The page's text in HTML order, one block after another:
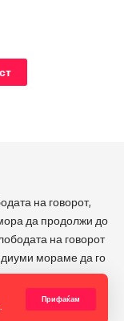
Прифаќам
го склучил тој
Трпеноски.
на говорот,
да продолжи до
на говорот
мораме да го